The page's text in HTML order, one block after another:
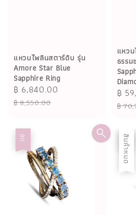
แหวนไพลินสตาร์ดิบ รุ่น
Amore Star Blue
Sapphire Ring
Sale
price
฿ 6,840.00
฿ 8,550.00
แหว
ธรร
Sale
price
฿
฿
ลด ลด
สินค้าหมด